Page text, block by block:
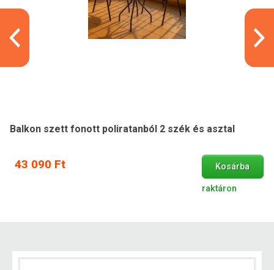
Balkon szett fonott poliratanból 2 szék és asztal
43 090 Ft Kosárba
raktáron